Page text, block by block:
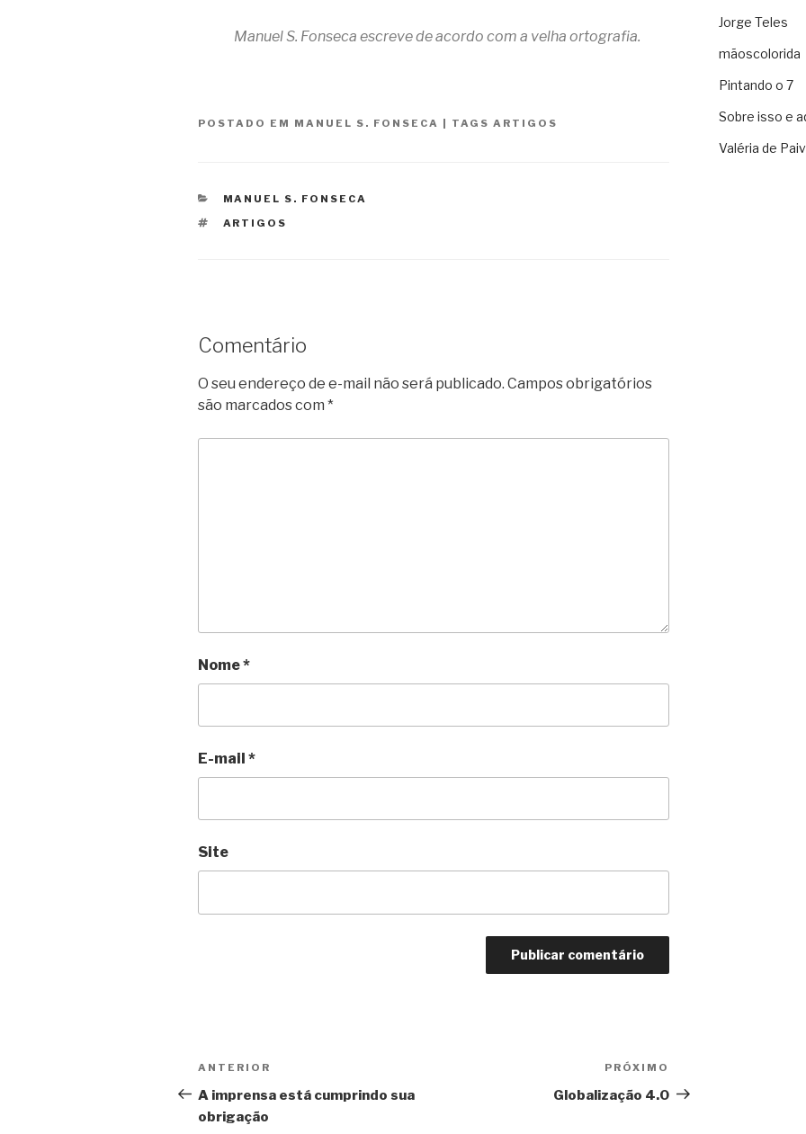
Manuel S. Fonseca escreve de acordo com a velha ortografia.
POSTADO EM MANUEL S. FONSECA TAGS ARTIGOS
CATEGORIAS
MANUEL S. FONSECA
TAGS
ARTIGOS
Comentário
O seu endereço de e-mail não será publicado. Campos obrigatórios
são marcados com *
Nome*
E-mail *
Site
Navegação
de
Post
Anterior
ANTERIOR
A imprensa está cumprindo sua
obrigação
PRÓXIMO
Globalização 4.0
Jorge Teles
mãoscolorida
Pintando o 7
Sobre isso e
Valéria de